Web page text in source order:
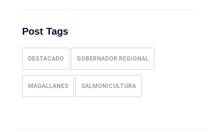
Post Tags
DESTACADO GOBERNADOR REGIONAL
MAGALLANES SALMONICULTURA